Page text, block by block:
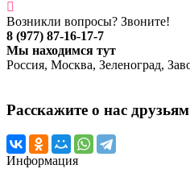
Возникли вопросы? Звоните!
8 (977) 87-16-17-7
Мы находимся тут
Россия, Москва, Зеленоград,
Расскажите о нас
Информация